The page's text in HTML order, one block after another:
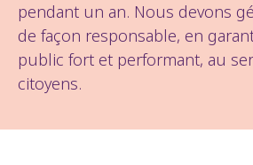
pendant un an. Nous devons
de façon responsable, en
public fort et performant, au
citoyens.